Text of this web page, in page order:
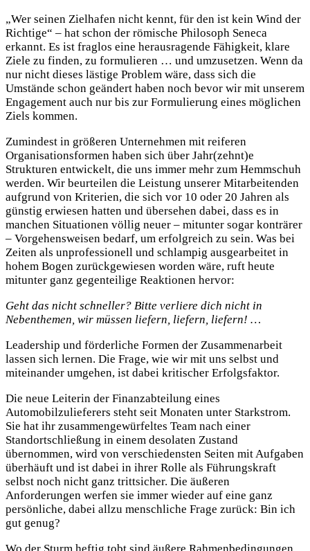
„Wer seinen Zielhafen nicht kennt, für den ist kein Wind der
Richtige“ – hat schon der römische Philosoph Seneca
erkannt. Es ist fraglos eine herausragende Fähigkeit, klare
Ziele zu finden, zu formulieren … und umzusetzen. Wenn da
nur nicht dieses lästige Problem wäre, dass sich die
Umstände schon geändert haben noch bevor wir mit unserem
Engagement auch nur bis zur Formulierung eines möglichen
Ziels kommen.
Zumindest in größeren Unternehmen mit reiferen
Organisationsformen haben sich über Jahr(zehnt)e
Strukturen entwickelt, die uns immer mehr zum Hemmschuh
werden. Wir beurteilen die Leistung unserer Mitarbeitenden
aufgrund von Kriterien, die sich vor 10 oder 20 Jahren als
günstig erwiesen hatten und übersehen dabei, dass es in
manchen Situationen völlig neuer – mitunter sogar konträrer
– Vorgehensweisen bedarf, um erfolgreich zu sein. Was bei
Zeiten als unprofessionell und schlampig ausgearbeitet in
hohem Bogen zurückgewiesen worden wäre, ruft heute
mitunter ganz gegenteilige Reaktionen hervor:
Geht das nicht schneller? Bitte verliere dich nicht in
Nebenthemen, wir müssen liefern, liefern, liefern! …
Leadership und förderliche Formen der Zusammenarbeit
lassen sich lernen. Die Frage, wie wir mit uns selbst und
miteinander umgehen, ist dabei kritischer Erfolgsfaktor.
Die neue Leiterin der Finanzabteilung eines
Automobilzulieferers steht seit Monaten unter Starkstrom.
Sie hat ihr zusammengewürfeltes Team nach einer
Standortschließung in einem desolaten Zustand
übernommen, wird von verschiedensten Seiten mit Aufgaben
überhäuft und ist dabei in ihrer Rolle als Führungskraft
selbst noch nicht ganz trittsicher. Die äußeren
Anforderungen werfen sie immer wieder auf eine ganz
persönliche, dabei allzu menschliche Frage zurück: Bin ich
gut genug?